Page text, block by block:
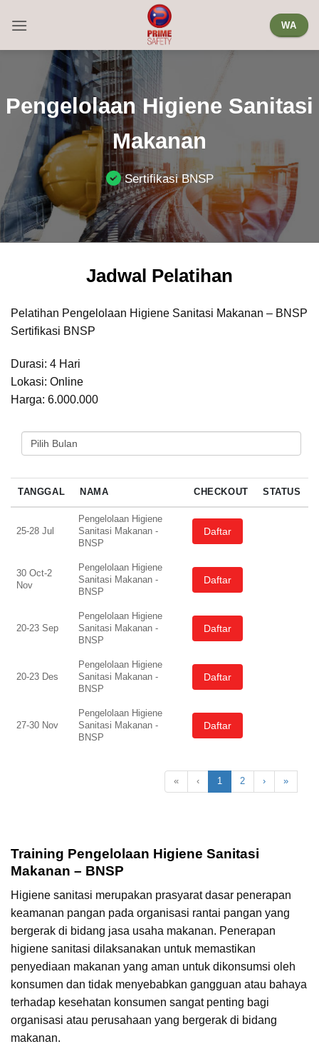
WA
Pengelolaan Higiene Sanitasi
Makanan
Sertifikasi BNSP
Jadwal Pelatihan
Pelatihan Pengelolaan Higiene Sanitasi Makanan – BNSP
Sertifikasi BNSP
Durasi: 4 Hari
Lokasi: Online
Harga: 6.000.000
PILIH BULAN
TANGGAL NAMA CHECKOUT STATUS
25-28 Jul
Pengelolaan Higiene
Sanitasi Makanan -
BNSP
Daftar
30 Oct-2
Nov
Pengelolaan Higiene
Sanitasi Makanan -
BNSP
Daftar
20-23 Sep
Pengelolaan Higiene
Sanitasi Makanan -
BNSP
Daftar
20-23 Des
Pengelolaan Higiene
Sanitasi Makanan -
BNSP
Daftar
27-30 Nov
Pengelolaan Higiene
Sanitasi Makanan -
BNSP
Daftar
« ‹ 1 2 › »
Training Pengelolaan Higiene Sanitasi
Makanan – BNSP
Higiene sanitasi merupakan prasyarat dasar penerapan
keamanan pangan pada organisasi rantai pangan yang
bergerak di bidang jasa usaha makanan. Penerapan
higiene sanitasi dilaksanakan untuk memastikan
penyediaan makanan yang aman untuk dikonsumsi oleh
konsumen dan tidak menyebabkan gangguan atau bahaya
terhadap kesehatan konsumen sangat penting bagi
organisasi atau perusahaan yang bergerak di bidang
makanan.